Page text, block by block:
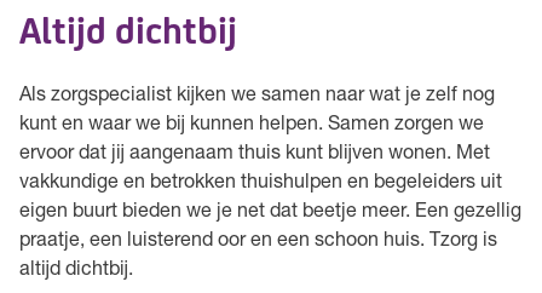
Altijd dichtbij
Als zorgspecialist kijken we samen naar wat je zelf nog
kunt en waar we bij kunnen helpen. Samen zorgen we
ervoor dat jij aangenaam thuis kunt blijven wonen. Met
vakkundige en betrokken thuishulpen en begeleiders uit
eigen buurt bieden we je net dat beetje meer. Een gezellig
praatje, een luisterend oor en een schoon huis. Tzorg is
altijd dichtbij.